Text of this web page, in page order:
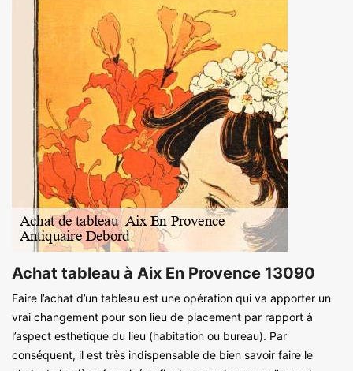
Achat tableau à Aix En Provence 13090
Faire l’achat d’un tableau est une opération qui va apporter un
vrai changement pour son lieu de placement par rapport à
l’aspect esthétique du lieu (habitation ou bureau). Par
conséquent, il est très indispensable de bien savoir faire le